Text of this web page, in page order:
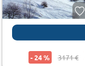
- 24 % 3171 €